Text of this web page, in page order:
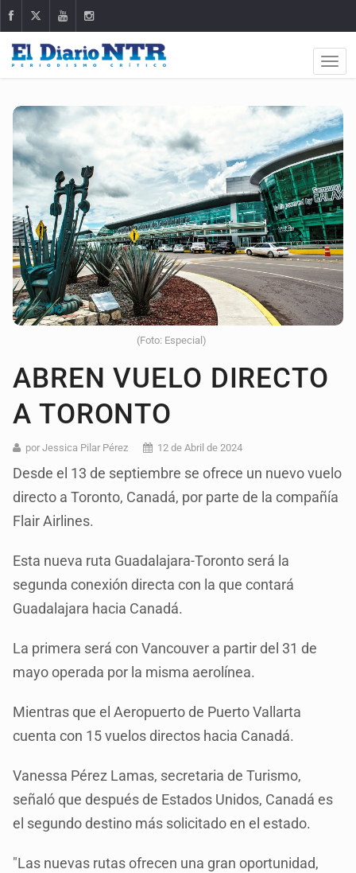
(Foto: Especial)
ABREN VUELO DIRECTO
A TORONTO
por Jessica Pilar Pérez 12 de Abril de 2024
Desde el 13 de septiembre se ofrece un nuevo vuelo
directo a Toronto, Canadá, por parte de la compañía
Flair Airlines.
Esta nueva ruta Guadalajara-Toronto será la
segunda conexión directa con la que contará
Guadalajara hacia Canadá.
La primera será con Vancouver a partir del 31 de
mayo operada por la misma aerolínea.
Mientras que el Aeropuerto de Puerto Vallarta
cuenta con 15 vuelos directos hacia Canadá.
Vanessa Pérez Lamas, secretaria de Turismo,
señaló que después de Estados Unidos, Canadá es
el segundo destino más solicitado en el estado.
"Las nuevas rutas ofrecen una gran oportunidad,